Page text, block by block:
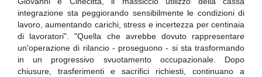
integrazione sta peggiorando sensibilmente le condizioni di
lavoro, aumentando carichi, stress e incertezza per centinaia
di lavoratori". "Quella che avrebbe dovuto rappresentare
un'operazione di rilancio - proseguono - si sta trasformando
in un progressivo svuotamento occupazionale. Dopo
chiusure, trasferimenti e sacrifici richiesti, continuano a